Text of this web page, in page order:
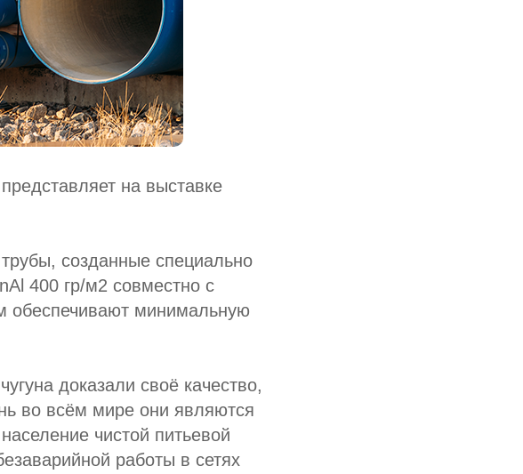
на выставке
созданные специально
400 гр/м2 совместно с
минимальную
доказали своё качество,
во всём мире они являются
чистой питьевой
работы в сетях